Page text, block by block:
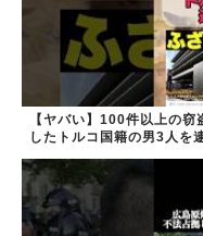
【ヤバい】100件以上の窃
したトルコ国籍の男3人を